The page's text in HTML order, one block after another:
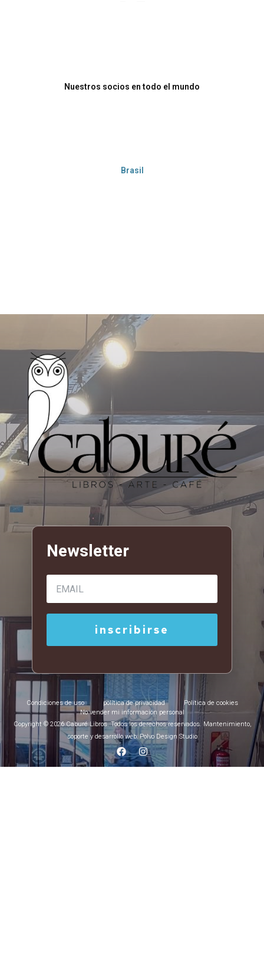
Nuestros socios en todo el mundo
Brasil
Condiciones de uso política de privacidad
Política de cookies
No vender mi información personal
Copyright © 2026 Caburé Libros. Todos los derechos reservados. Mantenimiento,
soporte y desarrollo web: Polvo Design Studio